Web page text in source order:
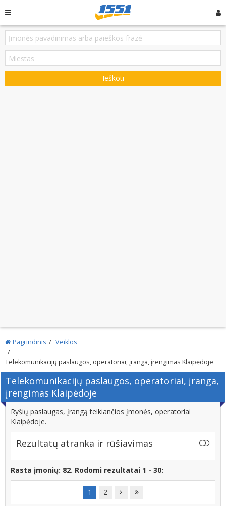
Ieškoti
Pagrindinis Veiklos
Telekomunikacijų paslaugos, operatoriai, įranga, įrengimas Klaipėdoje
Telekomunikacijų paslaugos, operatoriai, įranga,
įrengimas Klaipėdoje
Ryšių paslaugas, įrangą teikiančios įmonės, operatoriai
Klaipėdoje.
Rezultatų atranka ir rūšiavimas
Rasta įmonių: 82. Rodomi rezultatai 1 - 30:
1 2